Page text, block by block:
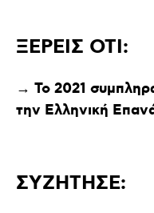
ΞΕΡΕΙΣ ΟΤΙ:
→ Το 2021
την Ελληνική
ΣΥΖΗΤΗΣΕ: